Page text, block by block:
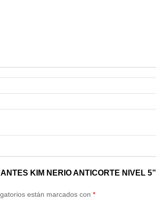
KIM NERIO ANTICORTE NIVEL 5”
están marcados con *